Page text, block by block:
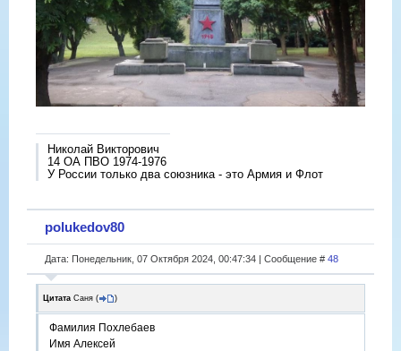
Николай Викторович
14 ОА ПВО 1974-1976
У России только два союзника - это Армия и Флот
polukedov80
Дата: Понедельник, 07 Октября 2024, 00:47:34 | Сообщение # 48
Цитата Саня ( )
Фамилия Похлебаев
Имя Алексей